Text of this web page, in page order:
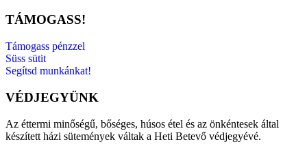
TÁMOGASS!
Támogass pénzzel
Süss sütit
Segítsd munkánkat!
VÉDJEGYÜNK
Az éttermi minőségű, bőséges, húsos étel és az önkéntesek által
készített házi sütemények váltak a Heti Betevő védjegyévé.